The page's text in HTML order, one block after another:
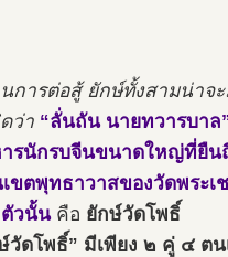
การต่อสู้ ยักษ์ทั้งสามน่าจ
ว่า “ลั่นถัน นายทวารบาล
รนักรบจีนขนาดใหญ่ที่ยืน
เขตพุทธาวาสของวัดพระ
วนั้นคือ ยักษ์วัดโพธิ์
วัดโพธิ์” มีเพียง ๒ คู่ ๔ ต